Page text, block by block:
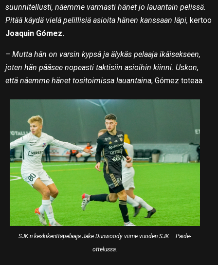
suunnitellusti, näemme varmasti hänet jo lauantain pelissä.
Pitää käydä vielä pelillisiä asioita hänen kanssaan läpi, kertoo
Joaquin Gómez.
–Mutta hän on varsin kypsä ja älykäs pelaaja ikäisekseen,
joten hän pääsee nopeasti taktisiin asioihin kiinni. Uskon,
että näemme hänet tositoimissa lauantaina, Gómez toteaa.
SJK:n keskikenttäpelaaja Jake Dunwoody viime vuoden SJK – Paide-
ottelussa.